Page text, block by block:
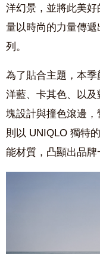
洋幻景，並將此美
量以時尚的力量傳
列。
為了貼合主題，本
洋藍、卡其色、以
塊設計與撞色滾邊
則以 UNIQLO 獨特
能材質，凸顯出品牌